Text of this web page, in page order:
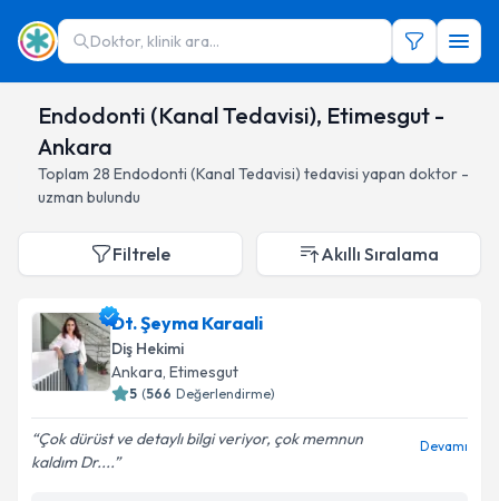
Doktor, klinik ara...
Endodonti (Kanal Tedavisi), Etimesgut -
Ankara
Toplam 28 Endodonti (Kanal Tedavisi) tedavisi yapan doktor -
uzman bulundu
Filtrele Akıllı Sıralama
Dt. Şeyma Karaali
Diş Hekimi
Ankara, Etimesgut
5 (566 Değerlendirme)
Çok dürüst ve detaylı bilgi veriyor, çok memnun
kaldım Dr....
Devamı